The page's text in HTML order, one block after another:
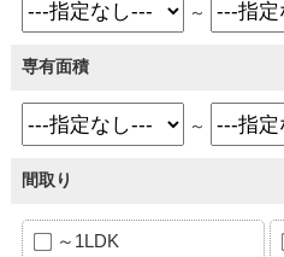
～
専有面積
～
間取り
～1LDK